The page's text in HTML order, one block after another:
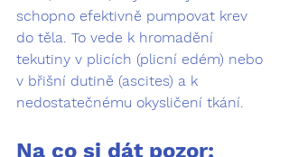
schopno efektivně pumpovat krev
do těla. To vede k hromadění
tekutiny v plicích (plicní edém) nebo
v břišní dutině (ascites) a k
nedostatečnému okysličení tkání.
Na co si dát pozor: